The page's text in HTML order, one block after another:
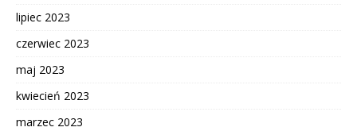
lipiec 2023
czerwiec 2023
maj 2023
kwiecień 2023
marzec 2023